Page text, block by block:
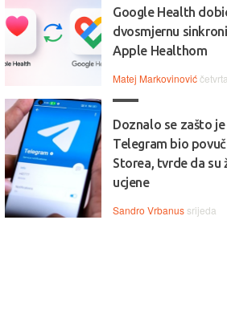
Google Health
dvosmjernu
Apple Healthom
Matej Markovinović
Doznalo se zašto je
Telegram bio
Storea, tvrde da su
ucjene
Sandro Vrbanus srijeda